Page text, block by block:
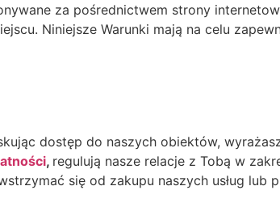
za pośrednictwem strony
Niniejsze Warunki mają na celu
dostęp do naszych obiektów,
, regulują nasze relacje z Tobą w
się od zakupu naszych usług lub